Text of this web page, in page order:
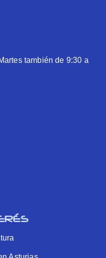
también de 9:30 a